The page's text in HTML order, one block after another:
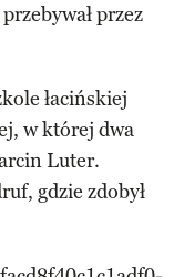
przez
łacińskiej
w której dwa
Luter.
gdzie zdobył